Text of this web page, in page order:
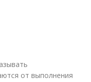
от выполнения